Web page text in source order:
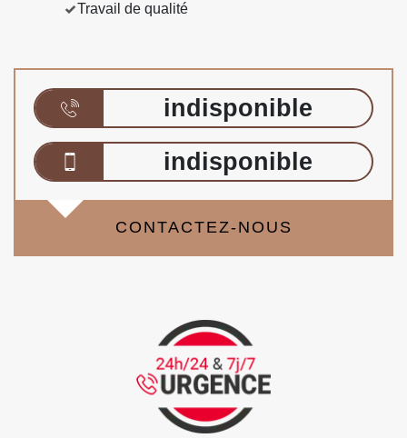
Travail de qualité
indisponible
indisponible
CONTACTEZ-NOUS